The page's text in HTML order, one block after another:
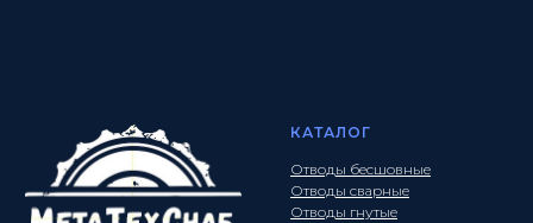
КАТАЛОГ
Отводы бесшовные
Отводы сварные
Отводы гнутые